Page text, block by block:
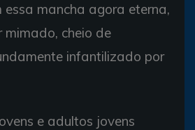
essa mancha agora eterna,
mimado, cheio de
infantilizado por
e adultos jovens